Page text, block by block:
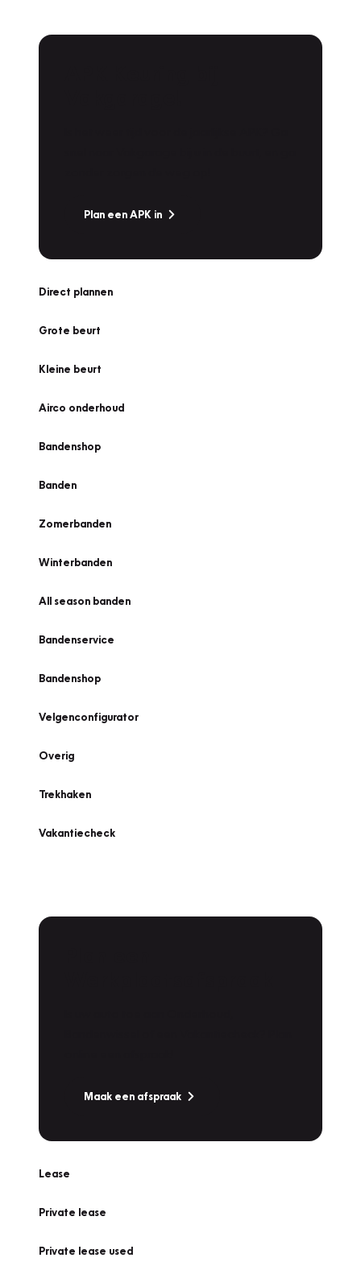
Plan een APK in
Direct plannen
Grote beurt
Kleine beurt
Airco onderhoud
Bandenshop
Banden
Zomerbanden
Winterbanden
All season banden
Bandenservice
Bandenshop
Velgenconfigurator
Overig
Trekhaken
Vakantiecheck
Maak een afspraak
Lease
Private lease
Private lease used